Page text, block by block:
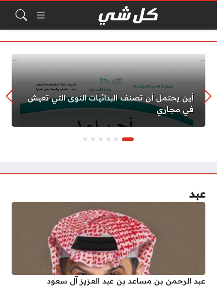
أين يحتمل أن تصنف البدائيات النوى التي تعيش
في مجاري
عبد
عبد الرحمن بن مساعد بن عبد العزيز آل سعود